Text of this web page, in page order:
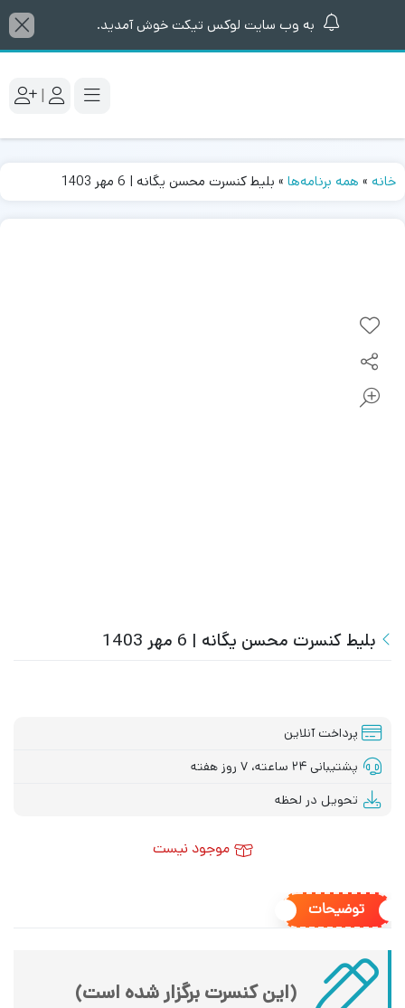
به وب سایت لوکس تیکت خوش آمدید.
|
خانه » همه برنامه‌ها » بلیط کنسرت محسن یگانه | 6 مهر 1403
بلیط کنسرت محسن یگانه | 6 مهر 1403
پرداخت آنلاین
پشتیبانی ۲۴ ساعته، ۷ روز هفته
تحویل در لحظه
موجود نیست
توضیحات
(این کنسرت برگزار شده است)